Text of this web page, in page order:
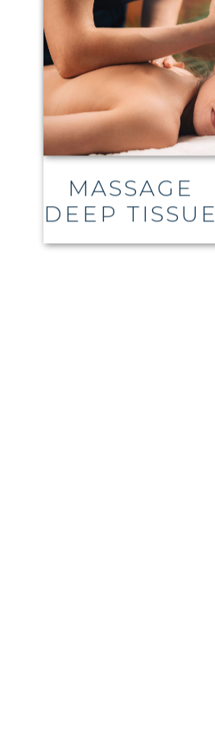
MASSAGE
DEEP TISSUE